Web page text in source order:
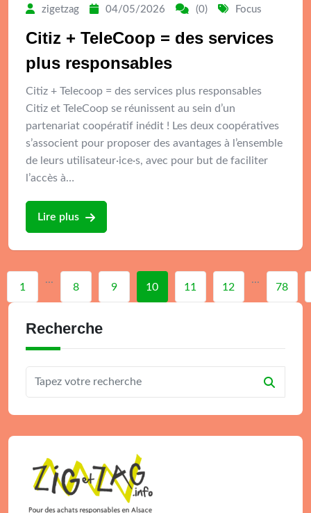
zigetzag 04/05/2026 (0) Focus
Citiz + TeleCoop = des services
plus responsables
Citiz + Telecoop = des services plus responsables
Citiz et TeleCoop se réunissent au sein d’un
partenariat coopératif inédit ! Les deux coopératives
s’associent pour proposer des avantages à l’ensemble
de leurs utilisateur·ice·s, avec pour but de faciliter
l’accès à…
Lire plus
1
...
8 9 10 11 12
...
78
Recherche